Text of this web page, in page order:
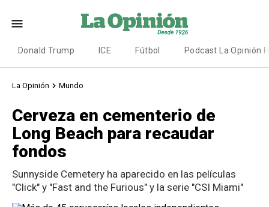
Donald Trump ICE Fútbol Podcast La Opinión
La Opinión Mundo
Cerveza en cementerio de
Long Beach para recaudar
fondos
Sunnyside Cemetery ha aparecido en las películas
"Click" y "Fast and the Furious" y la serie "CSI Miami"